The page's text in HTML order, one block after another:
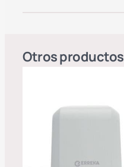
Otros productos